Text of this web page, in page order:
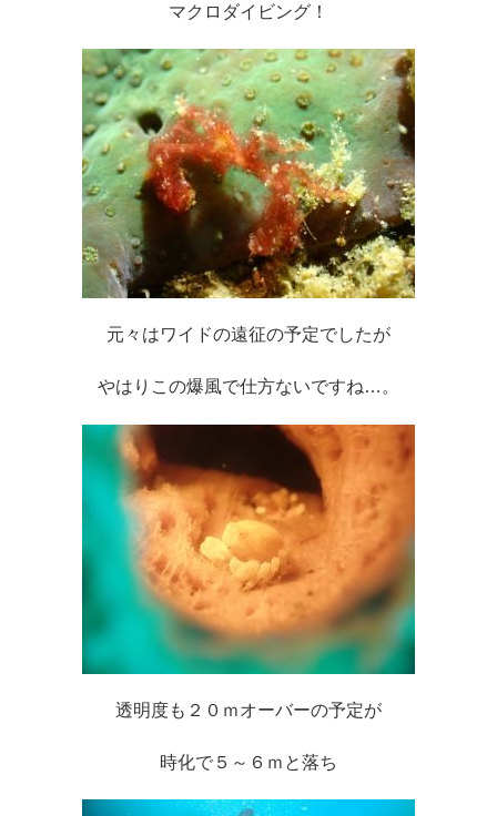
マクロダイビング！
元々はワイドの遠征の予定でしたが
やはりこの爆風で仕方ないですね…。
透明度も２０ｍオーバーの予定が
時化で５～６ｍと落ち